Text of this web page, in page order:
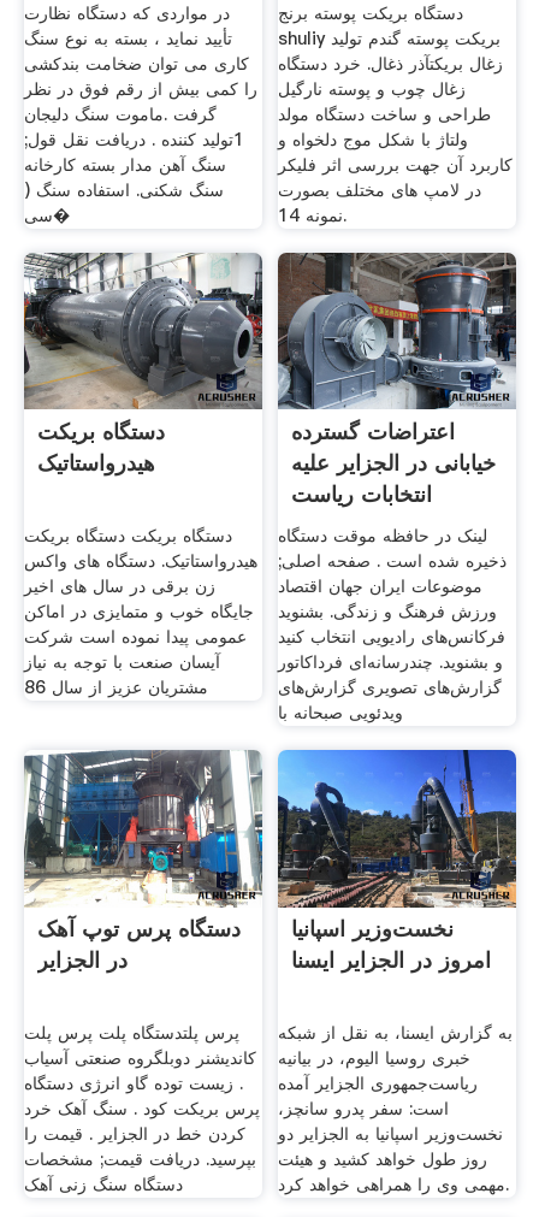
در مواردی که دستگاه نظارت
تأیید نماید ، بسته به نوع سنگ
کاری می توان ضخامت بندکشی
را کمی بیش از رقم فوق در نظر
گرفت .ماموت سنگ دلیجان
1تولید کننده . دریافت نقل قول;
سنگ آهن مدار بسته کارخانه
سنگ شکنی. استفاده سنگ (
سی�
دستگاه بریکت پوسته برنج
shuliy بریکت پوسته گندم تولید
زغال بریکتآذر ذغال. خرد دستگاه
زغال چوب و پوسته نارگیل
طراحی و ساخت دستگاه مولد
ولتاژ با شکل موج دلخواه و
کاربرد آن جهت بررسی اثر فلیکر
در لامپ های مختلف بصورت
نمونه 14.
دستگاه بریکت
هیدرواستاتیک
دستگاه بریکت دستگاه بریکت
هیدرواستاتیک. دستگاه های واکس
زن برقی در سال های اخیر
جایگاه خوب و متمایزی در اماکن
عمومی پیدا نموده است شرکت
آیسان صنعت با توجه به نیاز
مشتریان عزیز از سال 86
اعتراضات گسترده
خیابانی در الجزایر علیه
انتخابات ریاست
جمهوری
لینک در حافظه موقت دستگاه
ذخیره شده است . صفحه اصلی;
موضوعات ایران جهان اقتصاد
ورزش فرهنگ و زندگی. بشنوید
فرکانس‌های رادیویی انتخاب کنید
و بشنوید. چندرسانه‌ای فرداکاتور
گزارش‌های تصویری گزارش‌های
ویدئویی صبحانه با
دستگاه پرس توپ آهک
در الجزایر
پرس پلتدستگاه پلت پرس پلت
کاندیشنر دوبلگروه صنعتی آسیاب
. زیست توده گاو انرژی دستگاه
پرس بریکت کود . سنگ آهک خرد
کردن خط در الجزایر . قیمت را
بپرسید. دریافت قیمت; مشخصات
دستگاه سنگ زنی آهک
نخست‌وزیر اسپانیا
امروز در الجزایر ایسنا
به گزارش ایسنا، به نقل از شبکه
خبری روسیا الیوم، در بیانیه
ریاست‌جمهوری الجزایر آمده
است: سفر پدرو سانچز،
نخست‌وزیر اسپانیا به الجزایر دو
روز طول خواهد کشید و هیئت
مهمی وی را همراهی خواهد کرد.